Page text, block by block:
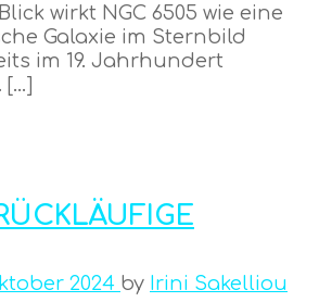
wirkt NGC 6505 wie eine
Galaxie im Sternbild
im 19. Jahrhundert
[…]
2024 by Irini Sakelliou